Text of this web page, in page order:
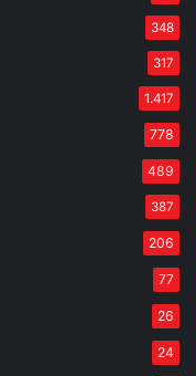
348
317
1.417
778
489
387
206
77
26
24